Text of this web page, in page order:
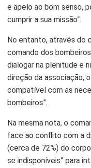
e apelo ao bom senso,
cumprir a sua missão”.
No entanto, através do
comando dos
dialogar na plenitude e
direção da associação,
compatível com as
bombeiros”.
Na mesma nota, o
face ao conflito com a
(cerca de 72%) do
se indisponíveis” para